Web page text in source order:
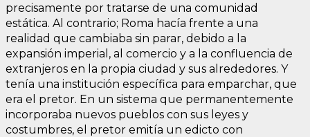
precisamente por tratarse de una comunidad
estática. Al contrario; Roma hacía frente a una
realidad que cambiaba sin parar, debido a la
expansión imperial, al comercio y a la confluencia de
extranjeros en la propia ciudad y sus alrededores. Y
tenía una institución específica para emparchar, que
era el pretor. En un sistema que permanentemente
incorporaba nuevos pueblos con sus leyes y
costumbres, el pretor emitía un edicto con